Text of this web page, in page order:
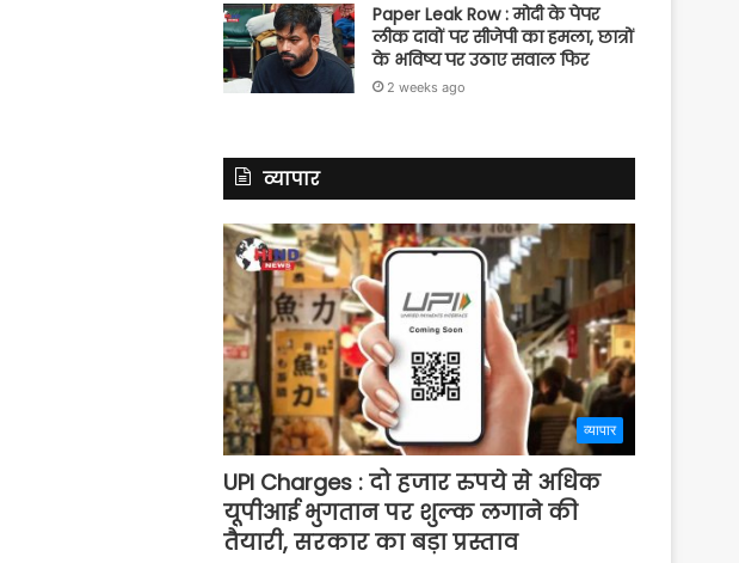
Paper Leak Row : मोदी के पेपर
लीक दावों पर सीजेपी का हमला, छात्रों
के भविष्य पर उठाए सवाल फिर
2 weeks ago
व्यापार
व्यापार
UPI Charges : दो हजार रुपये से अधिक
यूपीआई भुगतान पर शुल्क लगाने की
तैयारी, सरकार का बड़ा प्रस्ताव